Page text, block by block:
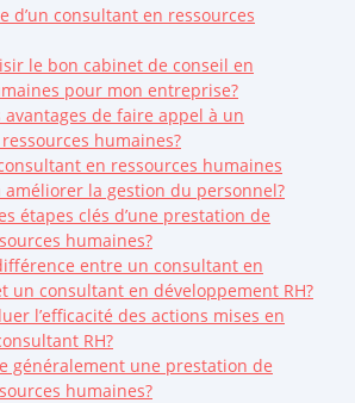
d’un consultant en ressources
le bon cabinet de conseil en
pour mon entreprise?
avantages de faire appel à un
humaines?
en ressources humaines
la gestion du personnel?
étapes clés d’une prestation de
humaines?
entre un consultant en
un consultant en développement RH?
l’efficacité des actions mises en
RH?
généralement une prestation de
humaines?